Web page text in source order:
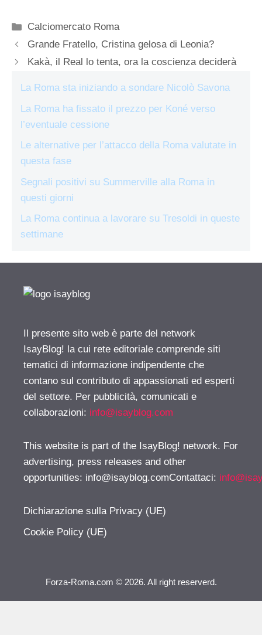
Categorie
Calciomercato Roma
Grande Fratello, Cristina gelosa di Leonia?
Kakà, il Real lo tenta, ora la coscienza deciderà
La Roma sta iniziando a sondare Nicolò Savona
La Roma ha fissato il prezzo per Koné verso
l’eventuale cessione
Le alternative per l’attacco della Roma valutate in
questa fase
Segnali positivi su Summerville alla Roma in
questi giorni
La Roma continua a lavorare su Tresoldi in queste
settimane
Il presente sito web è parte del network
IsayBlog! la cui rete editoriale comprende siti
tematici di informazione indipendente che
contano sul contributo di appassionati ed esperti
del settore. Per pubblicità, comunicati e
collaborazioni: info@isayblog.com
This website is part of the IsayBlog! network. For
advertising, press releases and other
opportunities: info@isayblog.comContattaci:
Dichiarazione sulla Privacy (UE)
Cookie Policy (UE)
Forza-Roma.com © 2026. All right reserverd.